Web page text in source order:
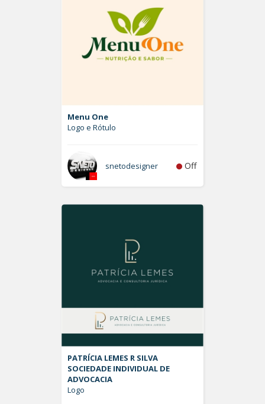
Menu One
Logo e Rótulo
snetodesigner Off
PATRÍCIA LEMES R SILVA
SOCIEDADE INDIVIDUAL DE
ADVOCACIA
Logo